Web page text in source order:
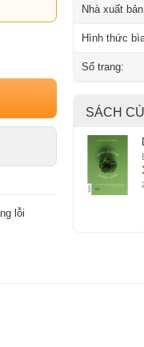
lỗi
Nhà xuất
Hình thức
Số trang:
SÁCH